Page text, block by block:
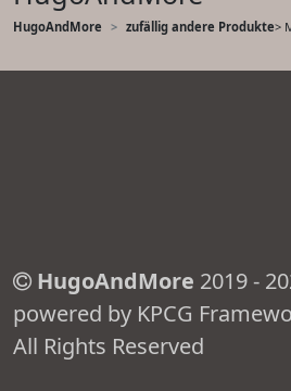
HugoAndMore zufällig andere Produkte>
HugoAndMore 2019 -
powered by KPCG
All Rights Reserved